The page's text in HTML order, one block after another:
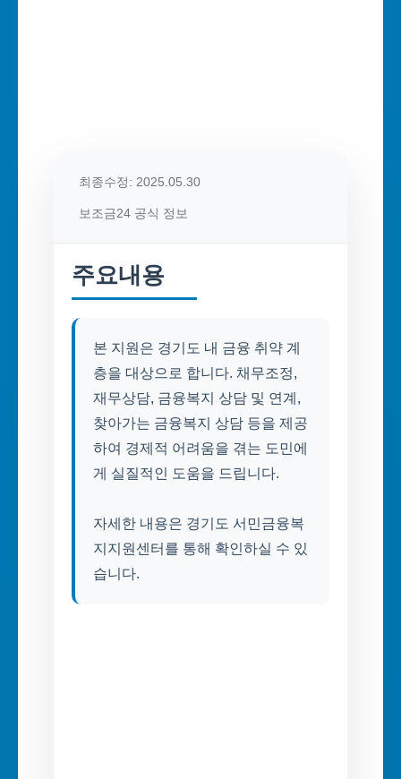
최종수정: 2025.05.30
보조금24 공식 정보
주요내용
본 지원은 경기도 내 금융 취약 계
층을 대상으로 합니다. 채무조정,
재무상담, 금융복지 상담 및 연계,
찾아가는 금융복지 상담 등을 제공
하여 경제적 어려움을 겪는 도민에
게 실질적인 도움을 드립니다.
자세한 내용은 경기도 서민금융복
지지원센터를 통해 확인하실 수 있
습니다.